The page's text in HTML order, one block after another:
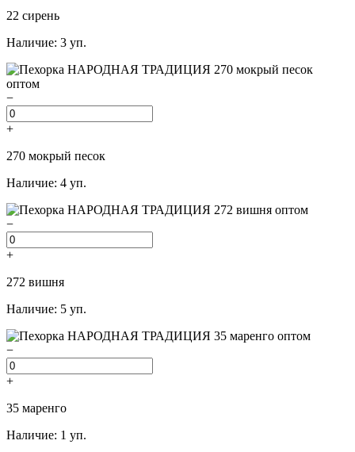
22 сирень
Наличие: 3 уп.
−
+
270 мокрый песок
Наличие: 4 уп.
−
+
272 вишня
Наличие: 5 уп.
−
+
35 маренго
Наличие: 1 уп.